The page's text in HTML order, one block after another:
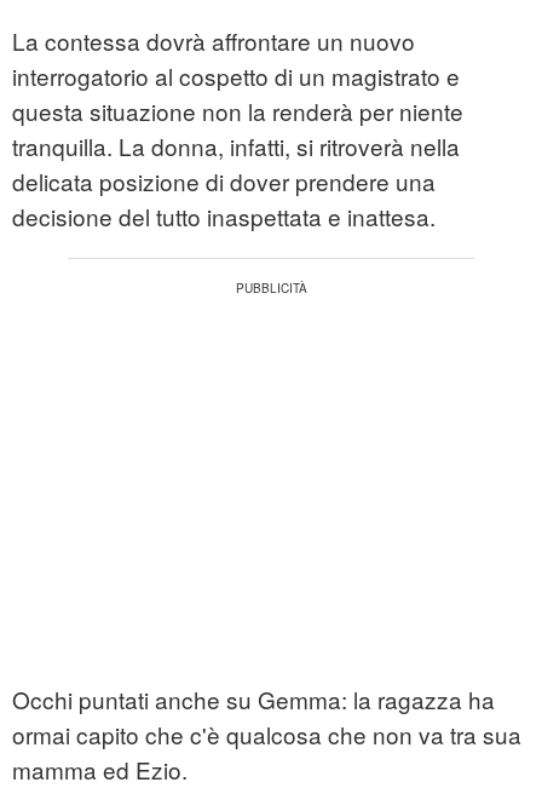
La contessa dovrà affrontare un nuovo
interrogatorio al cospetto di un magistrato e
questa situazione non la renderà per niente
tranquilla. La donna, infatti, si ritroverà nella
delicata posizione di dover prendere una
decisione del tutto inaspettata e inattesa.
Occhi puntati anche su Gemma: la ragazza ha
ormai capito che c'è qualcosa che non va tra sua
mamma ed Ezio.